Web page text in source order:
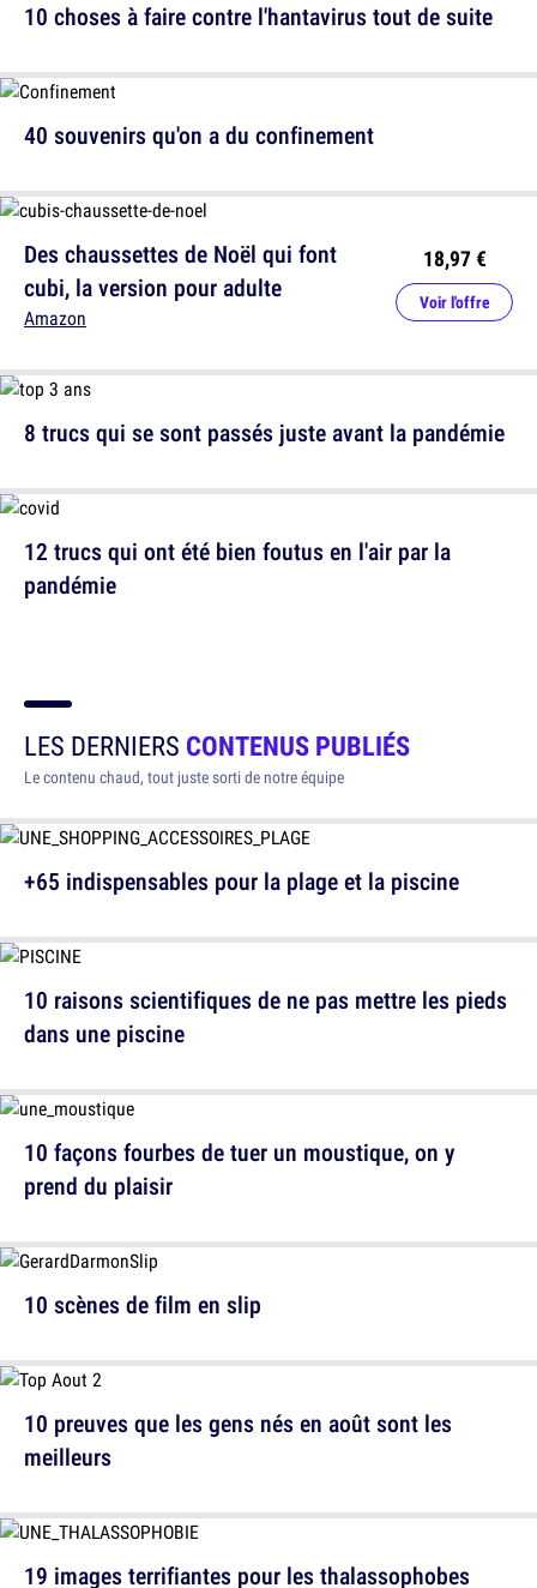
10 choses à faire contre l'hantavirus tout de suite
Des chaussettes de Noël qui font
cubi, la version pour adulte
Amazon
18,97 €
Voir l'offre
12 trucs qui ont été bien foutus en l'air par la
pandémie
40 souvenirs qu'on a du confinement
8 trucs qui se sont passés juste avant la pandémie
LES DERNIERS CONTENUS PUBLIÉS
Le contenu chaud, tout juste sorti de notre équipe
+65 indispensables pour la plage et la piscine
10 façons fourbes de tuer un moustique, on y
prend du plaisir
10 preuves que les gens nés en août sont les
meilleurs
10 raisons scientifiques de ne pas mettre les pieds
dans une piscine
10 scènes de film en slip
19 images terrifiantes pour les thalassophobes